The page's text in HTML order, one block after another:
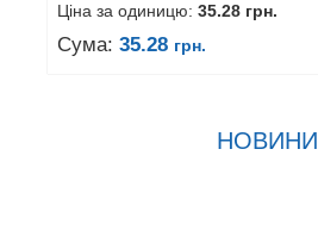
Ціна за одиницю: 35.28 грн.
Сума: 35.28 грн.
НОВИНИ